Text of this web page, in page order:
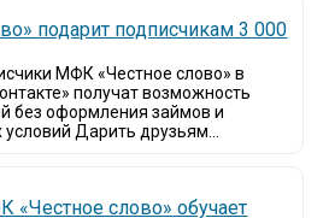
подарит подписчикам 3 000
МФК «Честное слово» в
получат возможность
без оформления займов и
Дарить друзьям...
слово» обучает